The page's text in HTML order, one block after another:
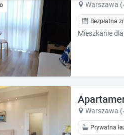
y
t
o
i
c
t
w
i
Warszawa
Bezpłatna
Warszawa
Prywatna